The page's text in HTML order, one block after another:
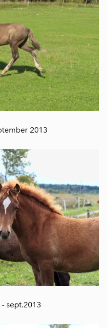
2013
sept.2013